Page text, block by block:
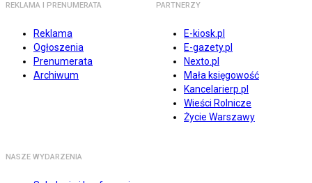
REKLAMA I PRENUMERATA
Reklama
Ogłoszenia
Prenumerata
Archiwum
PARTNERZY
E-kiosk.pl
E-gazety.pl
Nexto.pl
Mała księgowość
Kancelarierp.pl
Wieści Rolnicze
Życie Warszawy
NASZE WYDARZENIA